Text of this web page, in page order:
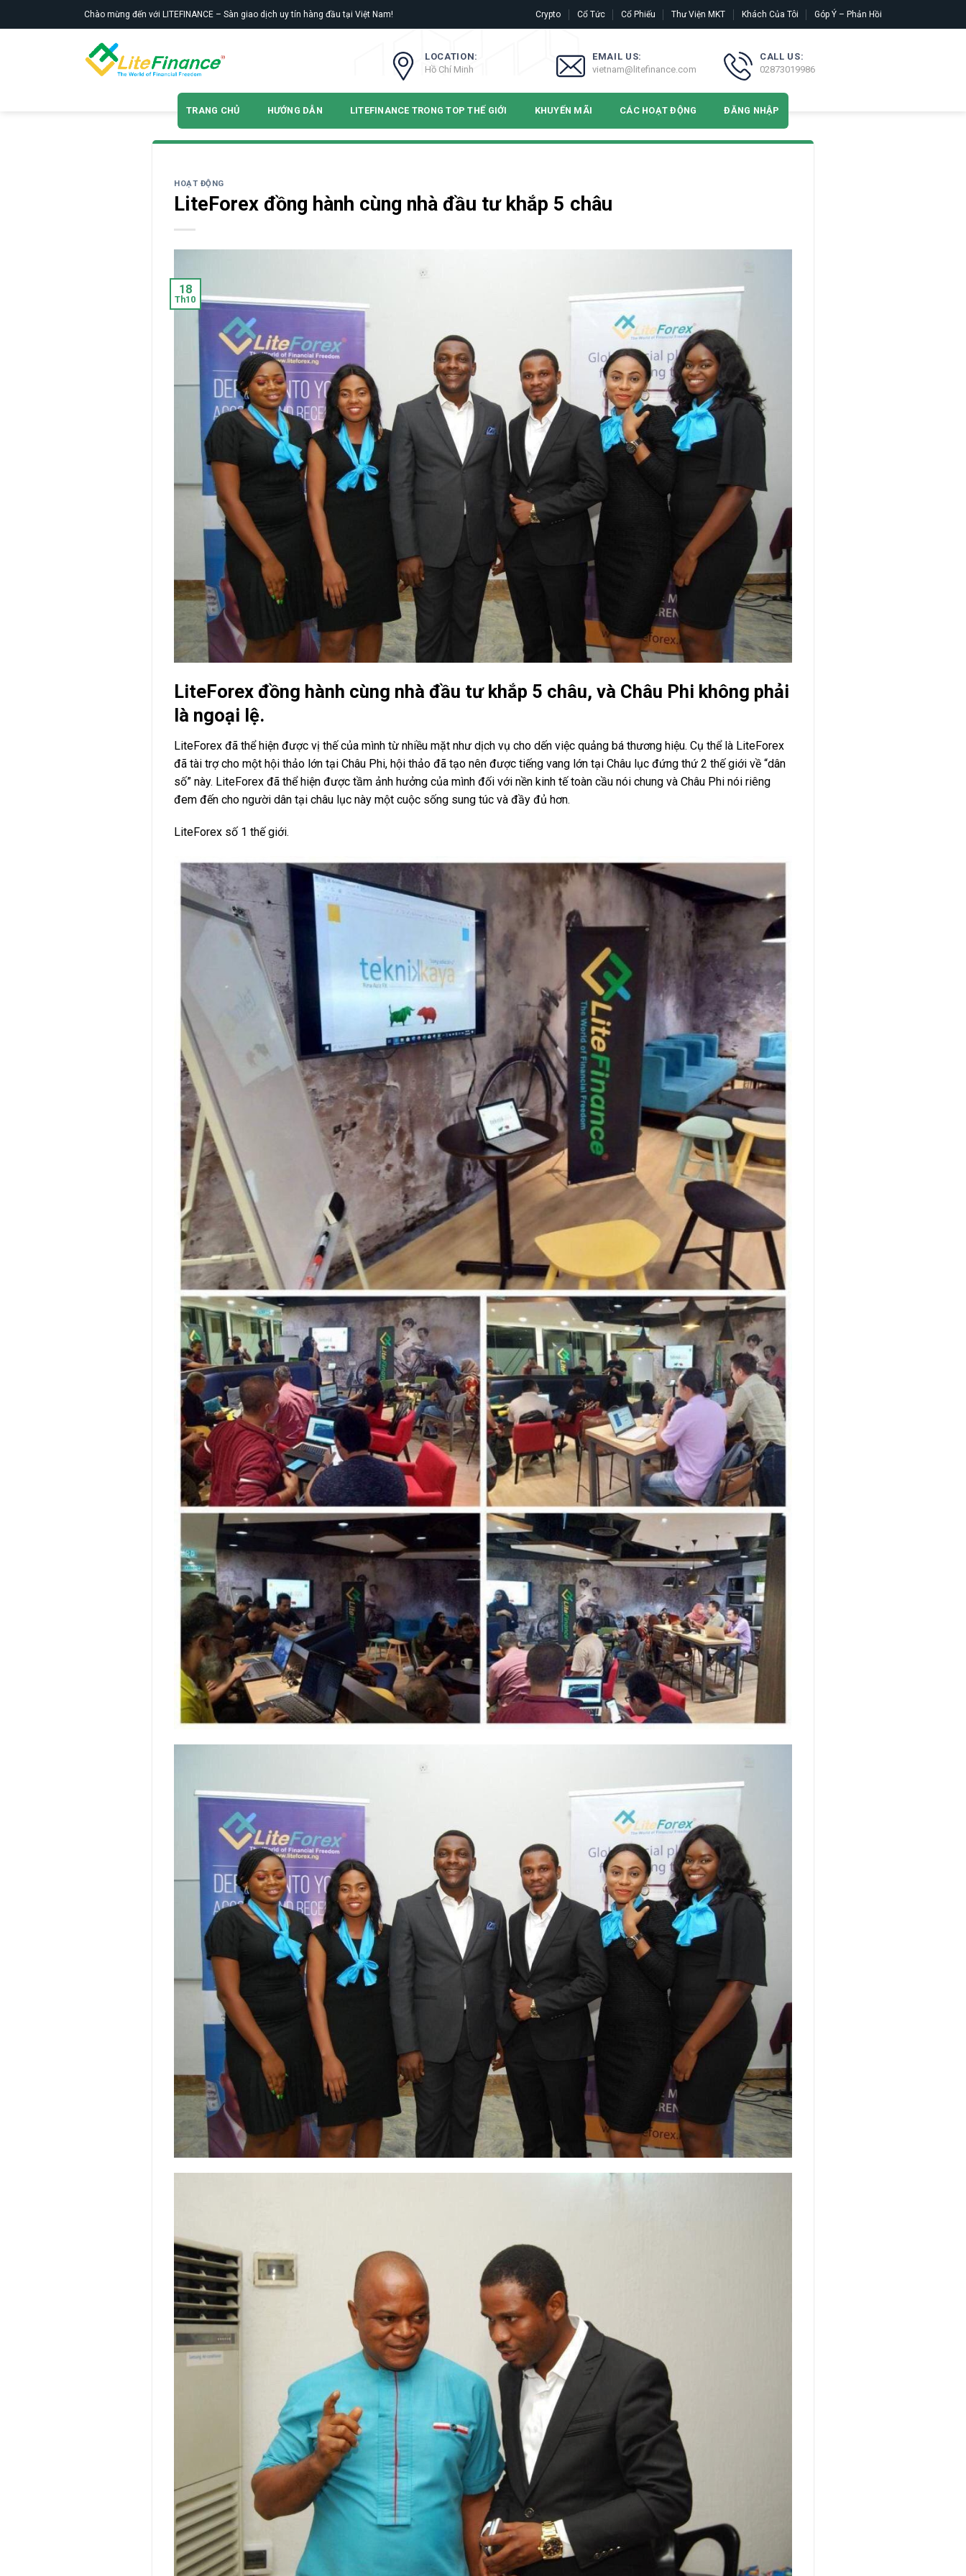
to
Chào mừng đến với LITEFINANCE – Sàn giao dịch uy tín hàng đầu tại Việt Nam! Crypto Cổ Tức Cổ Phiếu Thư Viện MKT Khách Của Tôi Góp Ý – Phản Hồi
LOCATION:
Hồ Chí Minh
EMAIL US:
vietnam@litefinance.com
CALL US:
02873019986
TRANG CHỦ HƯỚNG DẪN LITEFINANCE TRONG TOP THẾ GIỚI KHUYẾN MÃI CÁC HOẠT ĐỘNG ĐĂNG NHẬP
HOẠT ĐỘNG
LiteForex đồng hành cùng nhà đầu tư khắp 5 châu
18
Th10
LiteForex đồng hành cùng nhà đầu tư khắp 5 châu, và Châu Phi không phải
là ngoại lệ.
LiteForex đã thể hiện được vị thế của mình từ nhiều mặt như dịch vụ cho dến việc quảng bá thương hiệu. Cụ thể là LiteForex
đã tài trợ cho một hội thảo lớn tại Châu Phi, hội thảo đã tạo nên được tiếng vang lớn tại Châu lục đứng thứ 2 thế giới về “dân
số” này. LiteForex đã thể hiện được tầm ảnh hưởng của mình đối với nền kinh tế toàn cầu nói chung và Châu Phi nói riêng
đem đến cho người dân tại châu lục này một cuộc sống sung túc và đầy đủ hơn.
LiteForex số 1 thế giới.